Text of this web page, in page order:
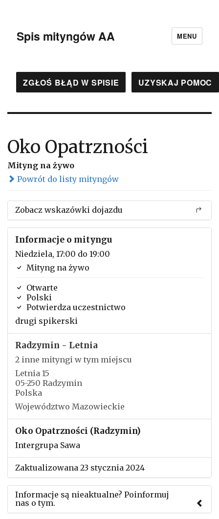
Spis mityngów AA MENU
ZGŁOŚ BŁĄD W SPISIE UZYSKAJ POMOC
Oko Opatrzności
Mityng na żywo
Powrót do listy mityngów
Zobacz wskazówki dojazdu
Informacje o mityngu
Niedziela, 17:00 do 19:00
Mityng na żywo
Otwarte
Polski
Potwierdza uczestnictwo
drugi spikerski
Radzymin - Letnia
2 inne mityngi w tym miejscu
Letnia 15
05-250 Radzymin
Polska
Województwo Mazowieckie
Oko Opatrzności (Radzymin)
Intergrupa Sawa
Zaktualizowana 23 stycznia 2024
Informacje są nieaktualne? Poinformuj
nas o tym.